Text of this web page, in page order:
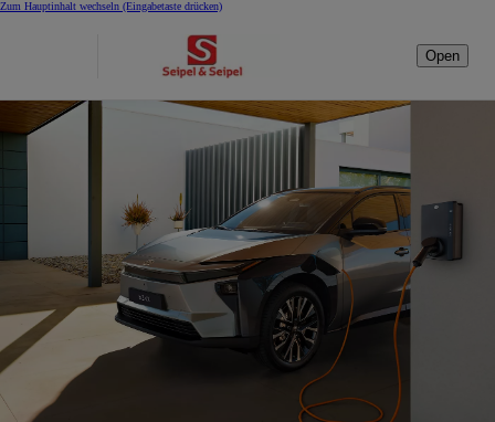
Zum Hauptinhalt wechseln (Eingabetaste drücken)
Open